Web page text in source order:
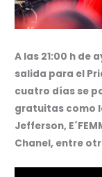
A las 21:00 h de
salida para el
cuatro días se
gratuitas como
Jefferson,
Chanel, entre